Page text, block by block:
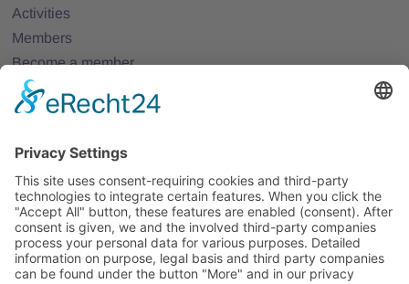
Activities
Members
Become a member
Projects
Partner Networks
Events
All Events
Jobs
All Jobs